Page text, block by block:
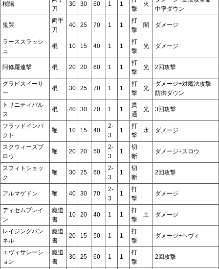
桜陽
刀
30 30 60 1 1
撃
火
中率ダウン
鬼哭
両手
刀
40 25 70 1 1
打
撃
闇 ダメージ
ラーススラッシ
ュ
棍 10 15 40 1 1
打
撃
光 ダメージ
阿修羅連撃 棍 20 20 60 1 1
打
撃
光 2回攻撃
グラビスイーサ
ー
棍 30 25 70 1 1
打
撃
光
ダメージ+対魔法攻撃
防御ダウン
トリニティパル
ス
棍 40 30 70 1 1
貫
通
光 3回攻撃
フラッドインパ
クト
鞭 10 15 40
2-
3
1
打
撃
水 ダメージ
スクウィーズブ
ロウ
鞭 20 20 50
2-
3
1
切
断
ダメージ+スロウ
スフィトショッ
ク
鞭 30 25 60
2-
3
1
切
断
2回攻撃
アルマゲドン 鞭 40 30 70
2-
3
1
打
撃
ダメージ
ディセムブレイ
ン
魔道
書
10 20 40 1 1
打
撃
土 ダメージ
レイジングパン
ネル
魔道
書
20 15 50 1 1
打
撃
ダメージ+ヘヴィ
エヴィサレーシ
ョン
魔道
書
30 25 60 1 1
打
撃
2回攻撃